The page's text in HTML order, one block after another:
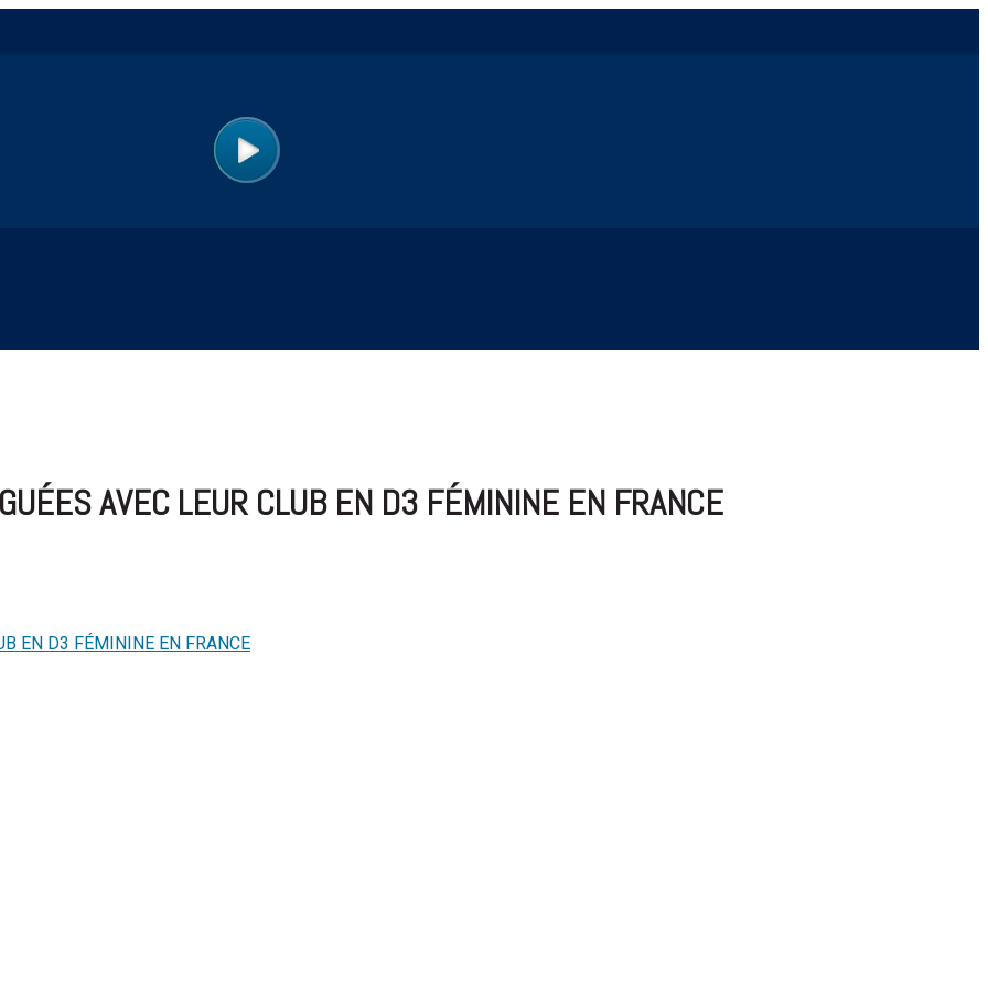
AVEC LEUR CLUB EN D3 FÉMININE EN FRANCE